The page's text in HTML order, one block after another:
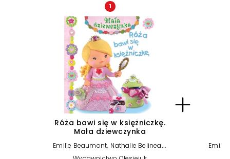
1
Róża bawi się w księżniczkę.
Mała dziewczynka
Emilie Beaumont, Nathalie Belineau,
Christelle Mekdjian
Emilie